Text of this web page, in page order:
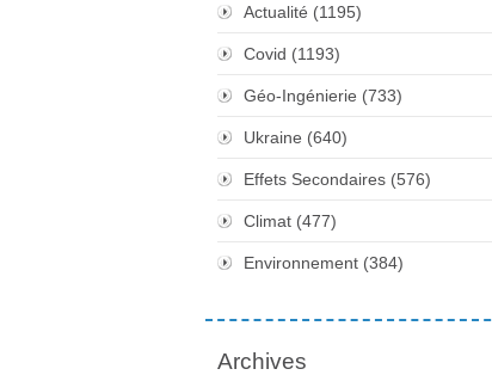
Actualité (1195)
Covid (1193)
Géo-Ingénierie (733)
Ukraine (640)
Effets Secondaires (576)
Climat (477)
Environnement (384)
Archives